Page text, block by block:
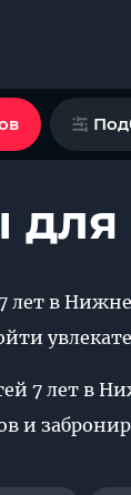
лет в
7 лет в
и